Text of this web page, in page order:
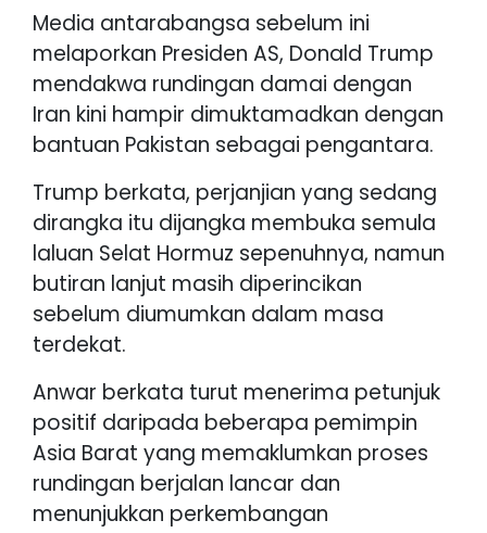
Media antarabangsa sebelum ini
melaporkan Presiden AS, Donald Trump
mendakwa rundingan damai dengan
Iran kini hampir dimuktamadkan dengan
bantuan Pakistan sebagai pengantara.
Trump berkata, perjanjian yang sedang
dirangka itu dijangka membuka semula
laluan Selat Hormuz sepenuhnya, namun
butiran lanjut masih diperincikan
sebelum diumumkan dalam masa
terdekat.
Anwar berkata turut menerima petunjuk
positif daripada beberapa pemimpin
Asia Barat yang memaklumkan proses
rundingan berjalan lancar dan
menunjukkan perkembangan